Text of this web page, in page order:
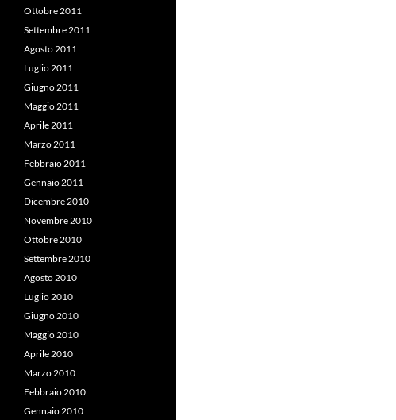
Ottobre 2011
Settembre 2011
Agosto 2011
Luglio 2011
Giugno 2011
Maggio 2011
Aprile 2011
Marzo 2011
Febbraio 2011
Gennaio 2011
Dicembre 2010
Novembre 2010
Ottobre 2010
Settembre 2010
Agosto 2010
Luglio 2010
Giugno 2010
Maggio 2010
Aprile 2010
Marzo 2010
Febbraio 2010
Gennaio 2010